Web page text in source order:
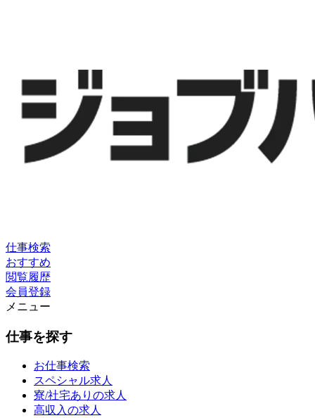
仕事検索
おすすめ
閲覧履歴
会員登録
メニュー
仕事を探す
お仕事検索
スペシャル求人
寮/社宅ありの求人
高収入の求人